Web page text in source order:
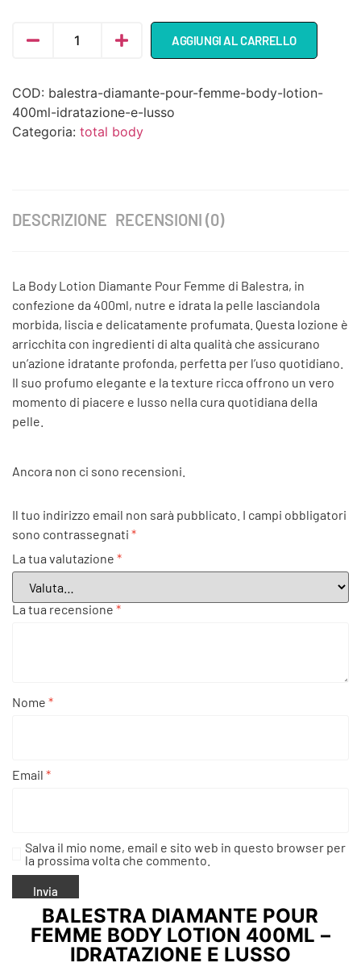
AGGIUNGI AL CARRELLO
COD: balestra-diamante-pour-femme-body-lotion-
400ml-idratazione-e-lusso
Categoria: total body
DESCRIZIONE RECENSIONI (0)
La Body Lotion Diamante Pour Femme di Balestra, in
confezione da 400ml, nutre e idrata la pelle lasciandola
morbida, liscia e delicatamente profumata. Questa lozione è
arricchita con ingredienti di alta qualità che assicurano
un’azione idratante profonda, perfetta per l’uso quotidiano.
Il suo profumo elegante e la texture ricca offrono un vero
momento di piacere e lusso nella cura quotidiana della
pelle.
Ancora non ci sono recensioni.
Il tuo indirizzo email non sarà pubblicato. I campi obbligatori
sono contrassegnati *
La tua valutazione *
La tua recensione *
Nome *
Email *
Salva il mio nome, email e sito web in questo browser per
la prossima volta che commento.
BALESTRA DIAMANTE POUR
FEMME BODY LOTION 400ML –
IDRATAZIONE E LUSSO